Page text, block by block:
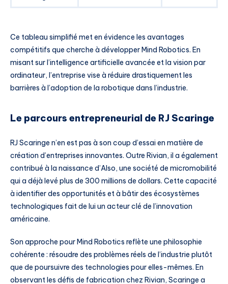
Ce tableau simplifié met en évidence les avantages
compétitifs que cherche à développer Mind Robotics. En
misant sur l’intelligence artificielle avancée et la vision par
ordinateur, l’entreprise vise à réduire drastiquement les
barrières à l’adoption de la robotique dans l’industrie.
Le parcours entrepreneurial de RJ Scaringe
RJ Scaringe n’en est pas à son coup d’essai en matière de
création d’entreprises innovantes. Outre Rivian, il a également
contribué à la naissance d’Also, une société de micromobilité
qui a déjà levé plus de 300 millions de dollars. Cette capacité
à identifier des opportunités et à bâtir des écosystèmes
technologiques fait de lui un acteur clé de l’innovation
américaine.
Son approche pour Mind Robotics reflète une philosophie
cohérente : résoudre des problèmes réels de l’industrie plutôt
que de poursuivre des technologies pour elles-mêmes. En
observant les défis de fabrication chez Rivian, Scaringe a